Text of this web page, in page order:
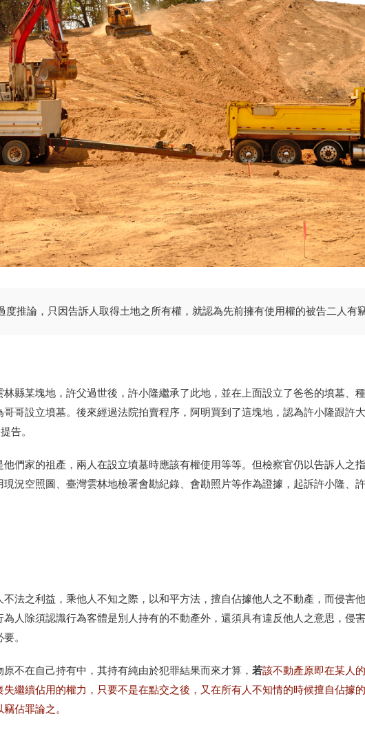
度推論，只因告訴人取得土地之所有權，就認為先前擁有使用權的被告二人有
縣某塊地，許父過世後，許小隆繼承了此地，並在上面設立了爸爸的墳墓、
哥設立墳墓。後來經過法院拍賣程序，阿明買到了這塊地，認為許小隆跟許
告。
們家的祖產，兩人在設立墳墓時應該有權使用等等。但檢察官仍以告訴人之指
況空照圖、臺灣雲林地檢署會勘紀錄、會勘照片等作為證據，起訴許小隆、許
法之利益，乘他人不知之際，以和平方法，擅自佔據他人之不動產，而侵害
人除須認識行為客體是別人持有的不動產外，還須具有違反他人之意思，侵
。
不在自己持有中，其持有純由於犯罪結果而來才算， 若該不動產原即在某人
繼續佔用的權力，只要不是在點交之後，又在所有人不知情的時候擅自佔據
佔罪論之。